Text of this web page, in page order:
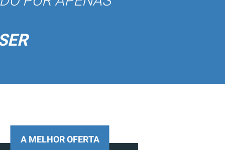
A MELHOR OFERTA